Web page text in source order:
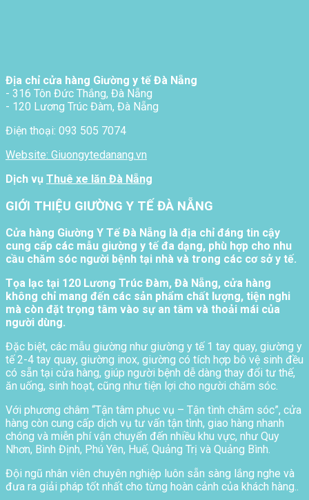
Địa chỉ cửa hàng Giường y tế Đà Nẵng
- 316 Tôn Đức Thắng, Đà Nẵng
- 120 Lương Trúc Đàm, Đà Nẵng
Điện thoại: 093 505 7074
Website: Giuongytedanang.vn
Dịch vụ Thuê xe lăn Đà Nẵng
GIỚI THIỆU GIƯỜNG Y TẾ ĐÀ NẴNG
Cửa hàng Giường Y Tế Đà Nẵng là địa chỉ đáng tin cậy
cung cấp các mẫu giường y tế đa dạng, phù hợp cho nhu
cầu chăm sóc người bệnh tại nhà và trong các cơ sở y tế.
Tọa lạc tại 120 Lương Trúc Đàm, Đà Nẵng, cửa hàng
không chỉ mang đến các sản phẩm chất lượng, tiện nghi
mà còn đặt trọng tâm vào sự an tâm và thoải mái của
người dùng.
Đặc biệt, các mẫu giường như giường y tế 1 tay quay, giường y
tế 2-4 tay quay, giường inox, giường có tích hợp bô vệ sinh đều
có sẵn tại cửa hàng, giúp người bệnh dễ dàng thay đổi tư thế,
ăn uống, sinh hoạt, cũng như tiện lợi cho người chăm sóc.
Với phương châm “Tận tâm phục vụ – Tận tình chăm sóc”, cửa
hàng còn cung cấp dịch vụ tư vấn tận tình, giao hàng nhanh
chóng và miễn phí vận chuyển đến nhiều khu vực, như Quy
Nhơn, Bình Định, Phú Yên, Huế, Quảng Trị và Quảng Bình.
Đội ngũ nhân viên chuyên nghiệp luôn sẵn sàng lắng nghe và
đưa ra giải pháp tốt nhất cho từng hoàn cảnh của khách hàng..